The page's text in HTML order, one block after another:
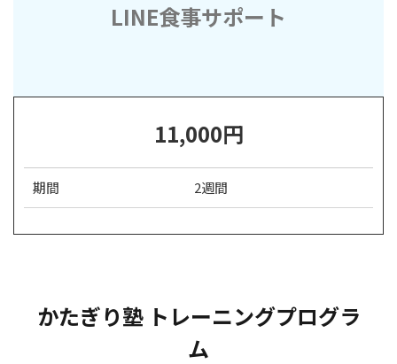
LINE食事サポート
11,000円
期間 2週間
かたぎり塾 トレーニングプログラ
ム